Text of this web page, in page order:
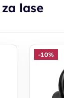
lase
-10%